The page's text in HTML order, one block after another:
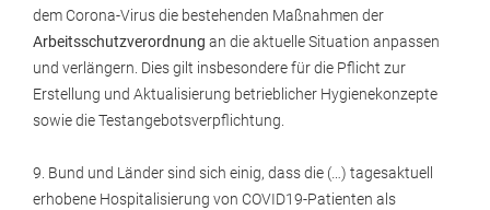
dem Corona-Virus die bestehenden Maßnahmen der
Arbeitsschutzverordnung an die aktuelle Situation anpassen
und verlängern. Dies gilt insbesondere für die Pflicht zur
Erstellung und Aktualisierung betrieblicher Hygienekonzepte
sowie die Testangebotsverpflichtung.
9. Bund und Länder sind sich einig, dass die (…) tagesaktuell
erhobene Hospitalisierung von COVID19-Patienten als